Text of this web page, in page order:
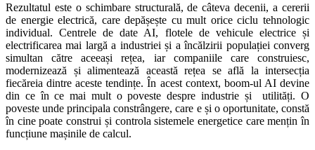
Rezultatul este o schimbare structurală, de câteva decenii, a cererii
de energie electrică, care depășește cu mult orice ciclu tehnologic
individual. Centrele de date AI, flotele de vehicule electrice și
electrificarea mai largă a industriei și a încălzirii populației converg
simultan către aceeași rețea, iar companiile care construiesc,
modernizează și alimentează această rețea se află la intersecția
fiecăreia dintre aceste tendințe. În acest context, boom-ul AI devine
din ce în ce mai mult o poveste despre industrie și utilități. O
poveste unde principala constrângere, care e și o oportunitate, constă
în cine poate construi și controla sistemele energetice care mențin în
funcțiune mașinile de calcul.